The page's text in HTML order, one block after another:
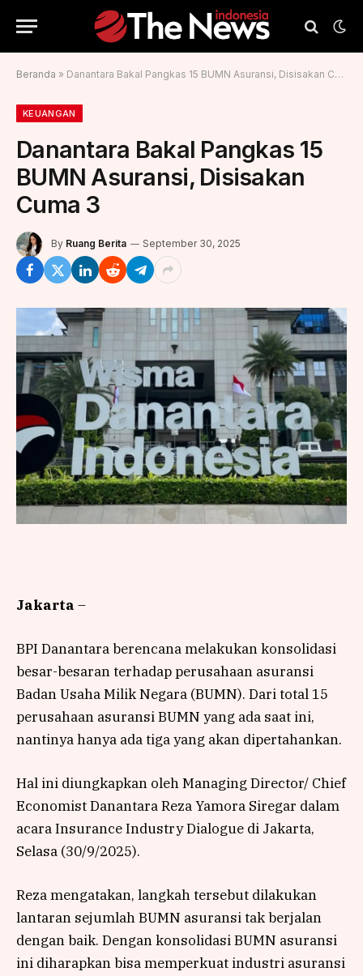
Beranda » Danantara Bakal Pangkas 15 BUMN Asuransi, Disisakan Cuma 3
KEUANGAN
Danantara Bakal Pangkas 15
BUMN Asuransi, Disisakan
Cuma 3
By Ruang Berita September 30, 2025
Jakarta –
BPI Danantara berencana melakukan konsolidasi
besar-besaran terhadap perusahaan asuransi
Badan Usaha Milik Negara (BUMN). Dari total 15
perusahaan asuransi BUMN yang ada saat ini,
nantinya hanya ada tiga yang akan dipertahankan.
Hal ini diungkapkan oleh Managing Director/ Chief
Economist Danantara Reza Yamora Siregar dalam
acara Insurance Industry Dialogue di Jakarta,
Selasa (30/9/2025).
Reza mengatakan, langkah tersebut dilakukan
lantaran sejumlah BUMN asuransi tak berjalan
dengan baik. Dengan konsolidasi BUMN asuransi
ini diharapkan bisa memperkuat industri asuransi